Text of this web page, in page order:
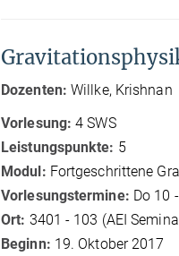
Dozenten: Willke, Krishnan
Vorlesung: 4 SWS
Leistungspunkte: 5
Modul: Fortgeschrittene
Vorlesungstermine: Do 10
Ort: 3401 - 103 (AEI
Beginn: 19. Oktober 2017